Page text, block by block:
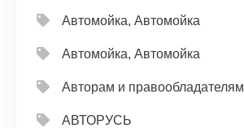
Автомойка, Автомойка
Автомойка, Автомойка
Авторам и правообладателям
АВТОРУСЬ